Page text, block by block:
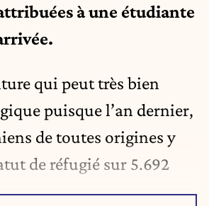
à une étudiante
qui peut très bien
puisque l’an dernier,
de toutes origines y
de réfugié sur 5.692